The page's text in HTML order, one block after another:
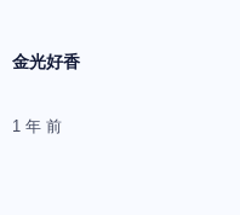
金光好香
1 年 前